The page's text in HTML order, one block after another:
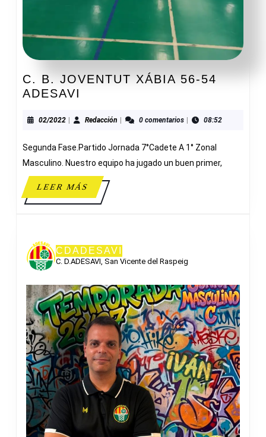
C. B. JOVENTUT XÁBIA 56-54
ADESAVI
JOVENTUT
56-
54
ADESAVI
02/202202/2022Redacción Redacción0 comentarios 08:52
Segunda Fase.Partido Jornada 7°Cadete A 1° Zonal
Masculino. Nuestro equipo ha jugado un buen primer,
LEER MÁSLEER
MÁS
CDADESAVI
C. D.ADESAVI, San Vicente del Raspeig